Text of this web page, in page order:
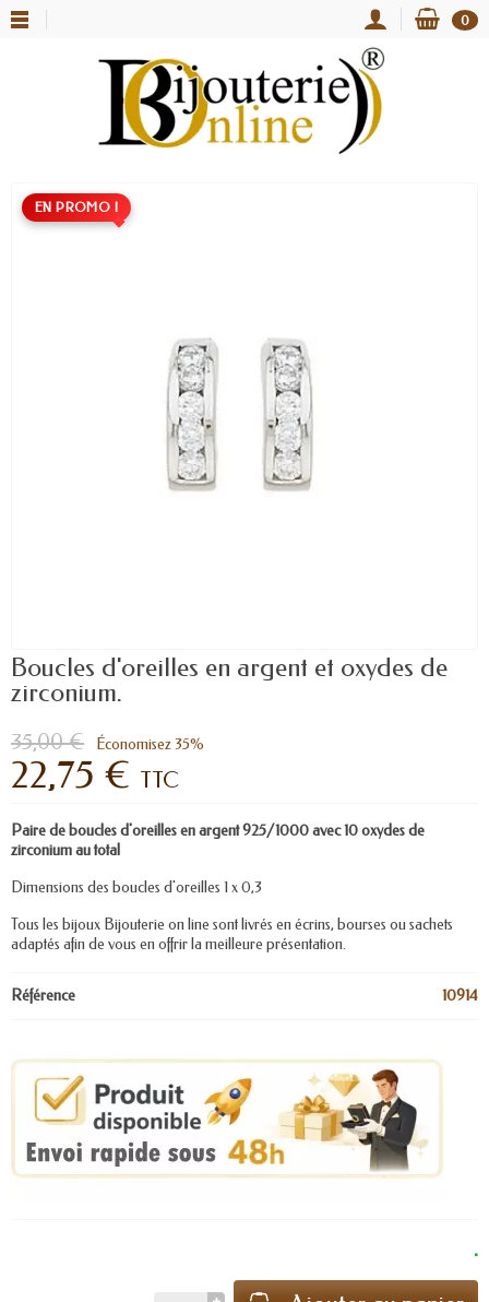
0
EN PROMO !
Boucles d'oreilles en argent et oxydes de
zirconium.
35,00 € Économisez 35%
22,75 € TTC
Paire de boucles d'oreilles en argent 925/1000 avec 10 oxydes de
zirconium au total
Dimensions des boucles d'oreilles 1 x 0,3
Tous les bijoux Bijouterie on line sont livrés en écrins, bourses ou sachets
adaptés afin de vous en offrir la meilleure présentation.
Référence 10914
.